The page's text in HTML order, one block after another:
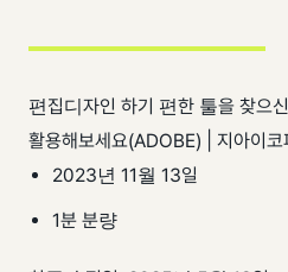
팀 내재화
GI-Radar ↗
편집디자인 하기 편한 툴을 찾으
활용해보세요(ADOBE) | 지아이
2023년 11월 13일
1분 분량